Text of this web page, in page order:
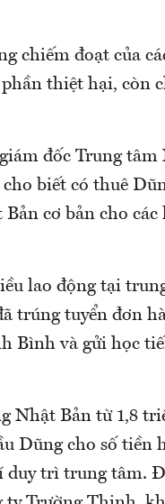
chiếm đoạt của
thiệt hại, còn
đốc Trung
biết có thuê
cơ bản cho
lao động tại
trúng tuyển đơn
Bình và gửi học
Nhật Bản từ 1,8
Dũng cho số tiền
duy trì trung tâm.